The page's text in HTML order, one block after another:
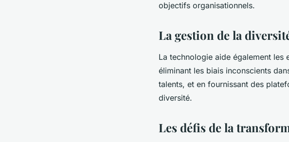
objectifs organisationnels.
La gestion de la
La technologie aide également
éliminant les biais inconscients
talents, et en fournissant des
diversité.
Les défis de la